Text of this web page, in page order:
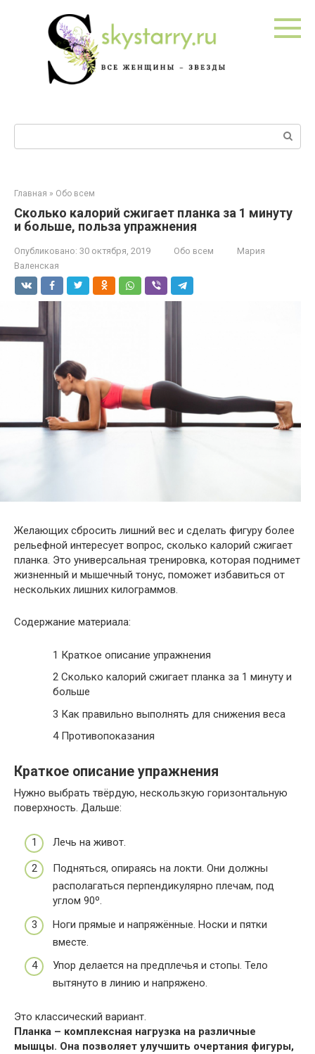
Поиск:
Главная » Обо всем
Сколько калорий сжигает планка за 1 минуту
и больше, польза упражнения
Опубликовано: 30 октября, 2019 Обо всем
Мария
Валенская
Желающих сбросить лишний вес и сделать фигуру более
рельефной интересует вопрос, сколько калорий сжигает
планка. Это универсальная тренировка, которая поднимет
жизненный и мышечный тонус, поможет избавиться от
нескольких лишних килограммов.
Содержание материала:
1 Краткое описание упражнения
2 Сколько калорий сжигает планка за 1 минуту и
больше
3 Как правильно выполнять для снижения веса
4Противопоказания
Краткое описание упражнения
Нужно выбрать твёрдую, нескользкую горизонтальную
поверхность. Дальше:
Лечь на живот.
Подняться, опираясь на локти. Они должны
располагаться перпендикулярно плечам, под
углом 90º.
Ноги прямые и напряжённые. Носки и пятки
вместе.
Упор делается на предплечья и стопы. Тело
вытянуто в линию и напряжено.
Это классический вариант.
Планка – комплексная нагрузка на различные
мышцы. Она позволяет улучшить очертания фигуры,